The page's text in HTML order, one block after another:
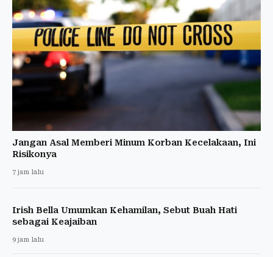
Jangan Asal Memberi Minum Korban Kecelakaan, Ini
Risikonya
7 jam lalu
Irish Bella Umumkan Kehamilan, Sebut Buah Hati
sebagai Keajaiban
9 jam lalu